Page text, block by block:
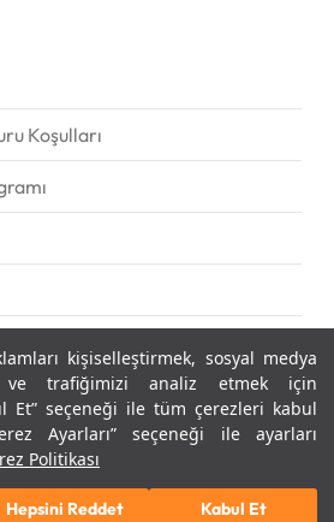
kişiselleştirmek, sosyal medya
ve trafiğimizi analiz etmek için
Et” seçeneği ile tüm çerezleri kabul
Ayarları” seçeneği ile ayarları
Politikası
Hepsini Reddet Kabul Et
Koşulları
Programı – Tüm Hakları Saklıdır.
İlişkin Aydınlatma Metni
Çerez Politikası
instagram